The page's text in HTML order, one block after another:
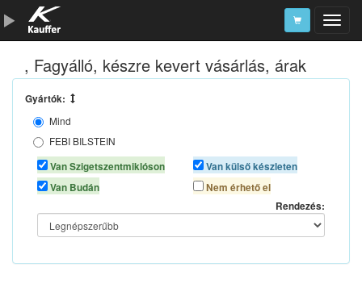
Szerszámkatalógus
Kosár
Alkatrészek
, Fagyálló, készre kevert vásárlás, árak
Gyártók:
Mind
FEBI BILSTEIN
SCT CHEM
TOTALENERGIES
Van Szigetszentmiklóson
Van Budán
Van külső készleten
Nem érhető el
Rendezés: